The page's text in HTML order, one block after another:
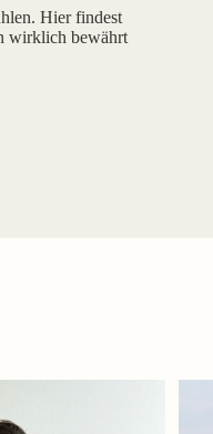
Hier findest
wirklich bewährt